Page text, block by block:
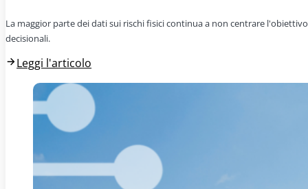
La maggior parte dei dati sui rischi fisici continua a non centrare
decisionali.
Leggi l'articolo